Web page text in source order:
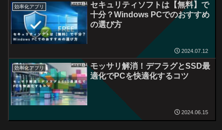
効率化アプリ
セキュリティソフトは【無料】で
十分？Windows PCでのおすすめ
の選び方
2024.07.12
効率化アプリ
モッサリ解消！デフラグとSSD最
適化でPCを快適化するコツ
2024.06.15